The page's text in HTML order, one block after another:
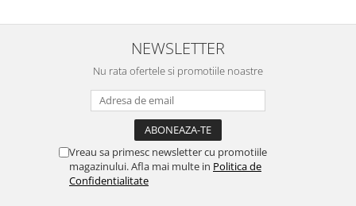
NEWSLETTER
Nu rata ofertele si promotiile noastre
Vreau sa primesc newsletter cu promotiile
magazinului. Afla mai multe in Politica de
Confidentialitate